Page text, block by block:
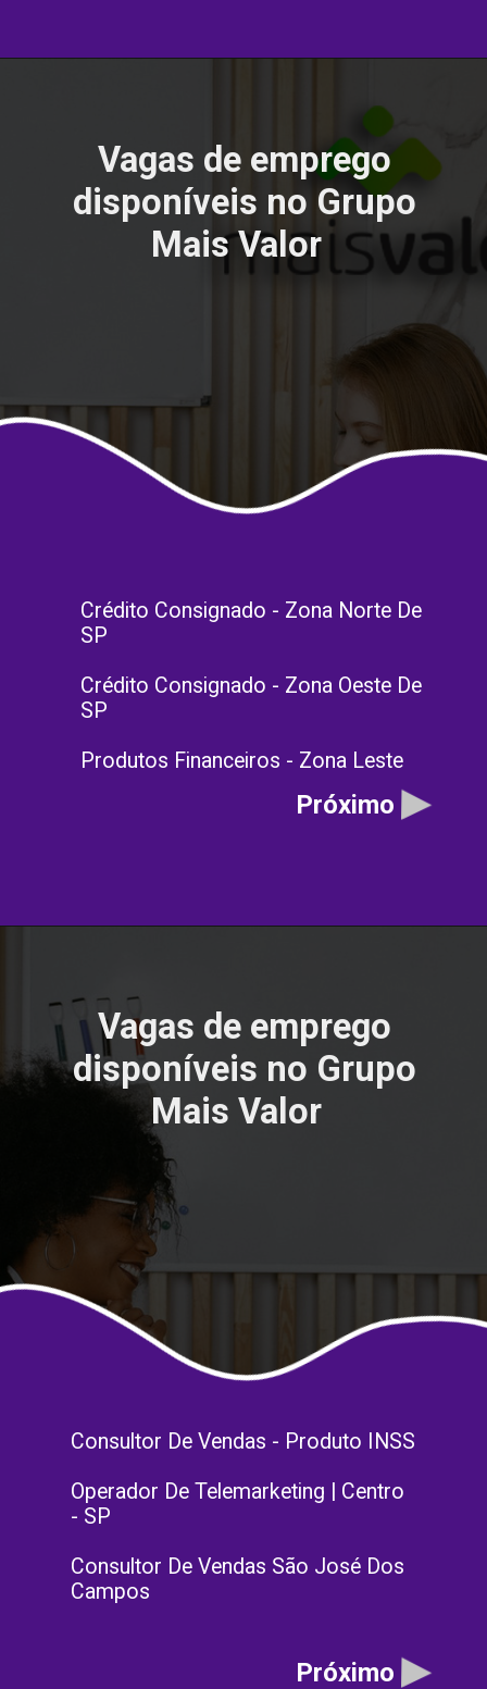
Crédito Consignado - Zona Norte De
SP
Crédito Consignado - Zona Oeste De
SP
Produtos Financeiros - Zona Leste
Vagas de emprego
disponíveis no Grupo
Mais Valor
Próximo
Consultor De Vendas - Produto INSS
Operador De Telemarketing | Centro
- SP
Consultor De Vendas São José Dos
Campos
Vagas de emprego
disponíveis no Grupo
Mais Valor
Próximo